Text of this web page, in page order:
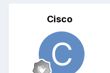
Cisco